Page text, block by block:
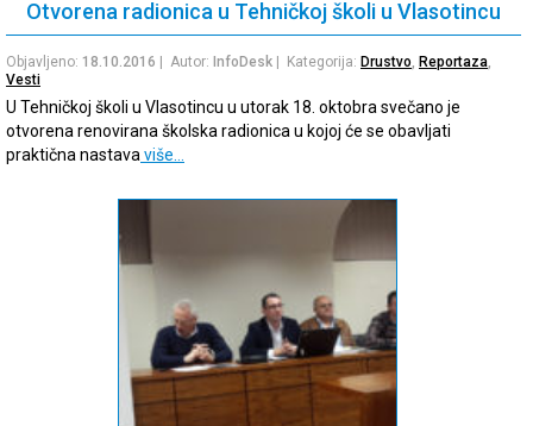
Otvorena radionica u Tehničkoj školi u Vlasotincu
Objavljeno: 18.10.2016 | Autor: InfoDesk | Kategorija: Drustvo Reportaza
Vesti
U Tehničkoj školi u Vlasotincu u utorak 18. oktobra svečano je
otvorena renovirana školska radionica u kojoj će se obavljati
praktična nastava više…